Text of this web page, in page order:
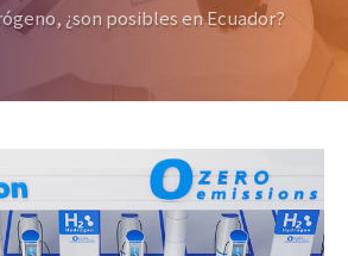
¿son posibles en Ecuador?